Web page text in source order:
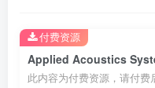
此内容为付费资源，请付费
付费资源